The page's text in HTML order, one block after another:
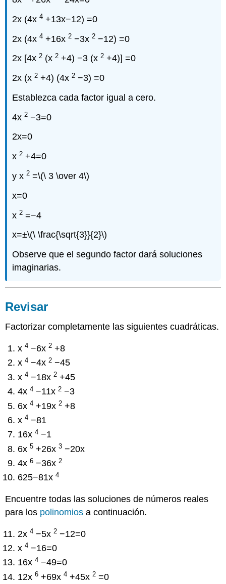
2x (4x4 +13x−12) =0
2x (4x4 +16x2 −3x2 −12) =0
2x [4x2 (x2 +4) −3 (x2 +4)] =0
2x (x2 +4) (4x2 −3) =0
Establezca cada factor igual a cero.
4x2 −3=0
2x=0
x2 +4=0
y x2 =\(\ 3 \over 4\)
x=0
x2 =−4
x=±\(\ \frac{\sqrt{3}}{2}\)
Observe que el segundo factor dará soluciones
imaginarias.
Revisar
Factorizar completamente las siguientes cuadráticas.
x4 −6x2 +8
x4 −4x2 −45
x4 −18x2 +45
4x4 −11x2 −3
6x4 +19x2 +8
x4 −81
16x4 −1
6x5 +26x3 −20x
4x6 −36x2
625−81x4
Encuentre todas las soluciones de números reales
para los polinomios a continuación.
2x4 −5x2 −12=0
x4 −16=0
16x4 −49=0
12x6 +69x4 +45x2 =0